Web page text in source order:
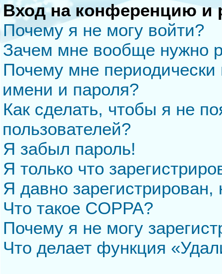
Вход на конференцию и
Почему я не могу войти?
Зачем мне вообще нужно
Почему мне периодически
имени и пароля?
Как сделать, чтобы я не
пользователей?
Я забыл пароль!
Я только что
Я давно
Что такое COPPA?
Почему я не могу
Что делает функция